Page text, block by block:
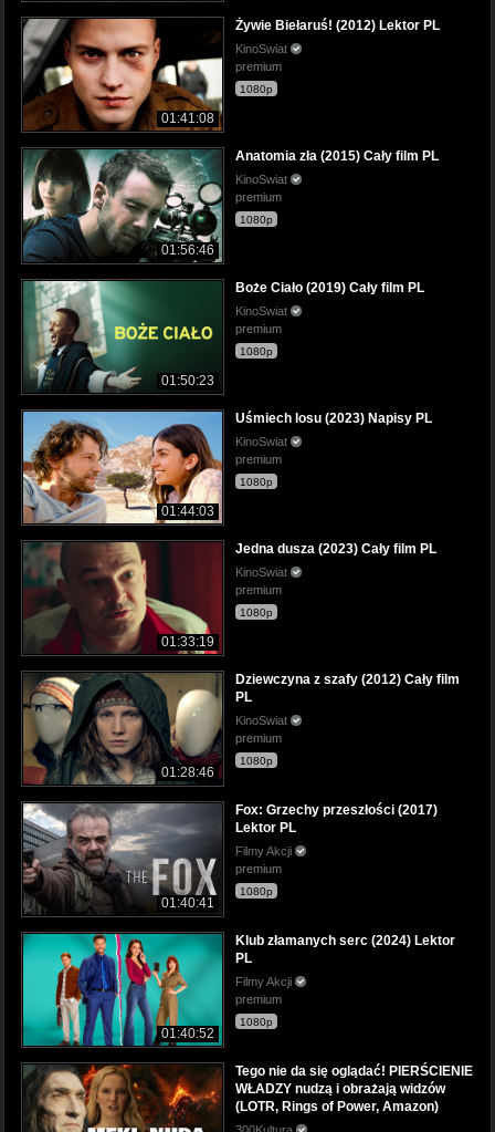
01:41:08
Żywie Biełaruś! (2012) Lektor PL
KinoSwiat
premium
1080p
01:56:46
Anatomia zła (2015) Cały film PL
KinoSwiat
premium
1080p
01:50:23
Boże Ciało (2019) Cały film PL
KinoSwiat
premium
1080p
01:44:03
Uśmiech losu (2023) Napisy PL
KinoSwiat
premium
1080p
01:33:19
Jedna dusza (2023) Cały film PL
KinoSwiat
premium
1080p
01:28:46
Dziewczyna z szafy (2012) Cały film
PL
KinoSwiat
premium
1080p
01:40:41
Fox: Grzechy przeszłości (2017)
Lektor PL
Filmy Akcji
premium
1080p
01:40:52
Klub złamanych serc (2024) Lektor
PL
Filmy Akcji
premium
1080p
Tego nie da się oglądać! PIERŚCIENIE
WŁADZY nudzą i obrażają widzów
(LOTR, Rings of Power, Amazon)